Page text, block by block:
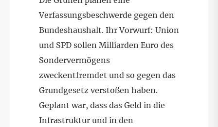
Verfassungsbeschwerde gegen den
Bundeshaushalt. Ihr Vorwurf: Union
und SPD sollen Milliarden Euro des
Sondervermögens
zweckentfremdet und so gegen das
Grundgesetz verstoßen haben.
Geplant war, dass das Geld in die
Infrastruktur und in den